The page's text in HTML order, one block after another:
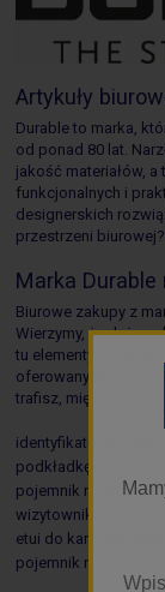
Artykuły
Durable to marka,
od ponad 80 lat.
jakość materiałów,
funkcjonalnych i
designerskich
przestrzeni biurowej?
Marka Durable
Biurowe zakupy z
Wierzymy, że duży
tu elementy, które
oferowanych przez
trafisz, między innymi,
identyfikator Durable,
podkładkę Durable,
pojemnik na ulotki
wizytownik Durable,
etui do karty
pojemnik na